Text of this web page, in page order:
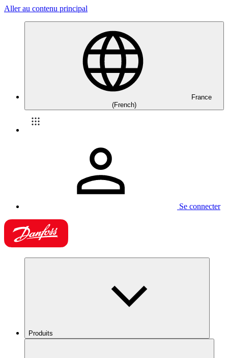
Aller au contenu principal
France
(French)
Se connecter
Produits